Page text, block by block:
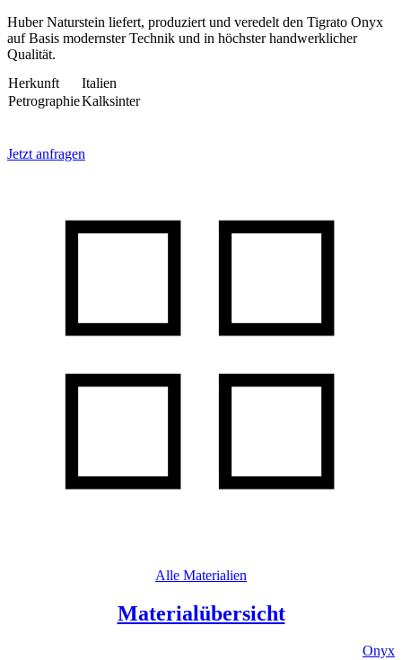
Huber Naturstein liefert, produziert und veredelt den Tigrato Onyx
auf Basis modernster Technik und in höchster handwerklicher
Qualität.
Herkunft
Italien
PetrographieKalksinter
Jetzt anfragen
Alle Materialien
Materialübersicht
Onyx